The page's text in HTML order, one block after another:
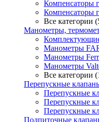
Компенсаторы
Компенсаторы
Все категории
Манометры,
Манометры
Манометры
Манометры
Все категории
Перепускные
Перепускные
Перепускные
Перепускные
Подпиточные